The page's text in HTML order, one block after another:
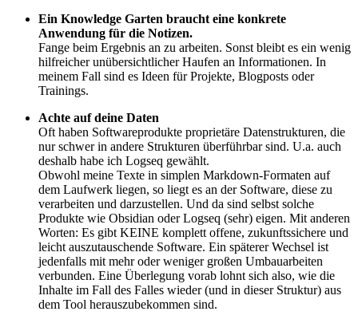
Ein Knowledge Garten braucht eine konkrete
Anwendung für die Notizen.
Fange beim Ergebnis an zu arbeiten. Sonst bleibt es ein wenig
hilfreicher unübersichtlicher Haufen an Informationen. In
meinem Fall sind es Ideen für Projekte, Blogposts oder
Trainings.
Achte auf deine Daten
Oft haben Softwareprodukte proprietäre Datenstrukturen, die
nur schwer in andere Strukturen überführbar sind. U.a. auch
deshalb habe ich Logseq gewählt.
Obwohl meine Texte in simplen Markdown-Formaten auf
dem Laufwerk liegen, so liegt es an der Software, diese zu
verarbeiten und darzustellen. Und da sind selbst solche
Produkte wie Obsidian oder Logseq (sehr) eigen. Mit anderen
Worten: Es gibt KEINE komplett offene, zukunftssichere und
leicht auszutauschende Software. Ein späterer Wechsel ist
jedenfalls mit mehr oder weniger großen Umbauarbeiten
verbunden. Eine Überlegung vorab lohnt sich also, wie die
Inhalte im Fall des Falles wieder (und in dieser Struktur) aus
dem Tool herauszubekommen sind.